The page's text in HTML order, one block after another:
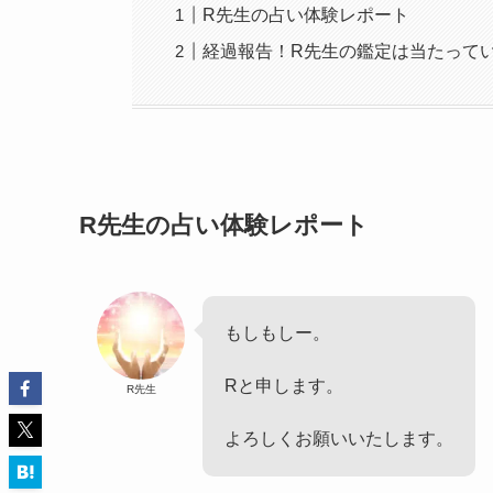
R先生の占い体験レポート
経過報告！R先生の鑑定は当たって
R先生の占い体験レポート
R先生
もしもしー。
Rと申します。
よろしくお願いいたします。